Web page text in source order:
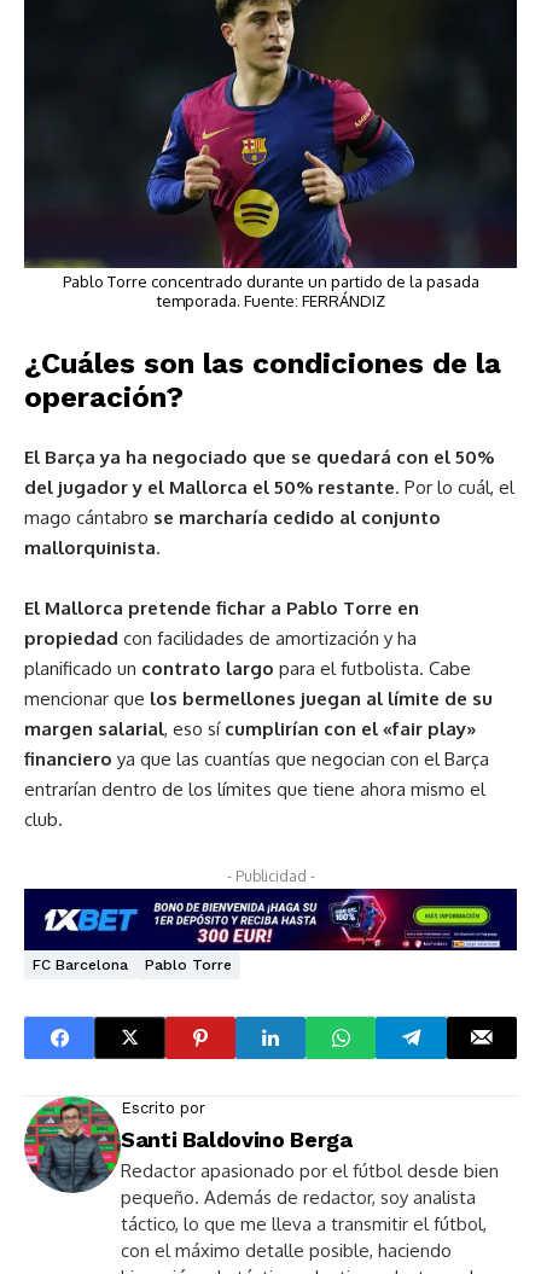
Pablo Torre concentrado durante un partido de la pasada
temporada. Fuente: FERRÁNDIZ
¿Cuáles son las condiciones de la
operación?
El Barça ya ha negociado que se quedará con el 50%
del jugador y el Mallorca el 50% restante. Por lo cuál, el
mago cántabro se marcharía cedido al conjunto
mallorquinista.
El Mallorca pretende fichar a Pablo Torre en
propiedad con facilidades de amortización y ha
planificado un contrato largo para el futbolista. Cabe
mencionar que los bermellones juegan al límite de su
margen salarial, eso sí cumplirían con el «fair play»
financiero ya que las cuantías que negocian con el Barça
entrarían dentro de los límites que tiene ahora mismo el
club.
- Publicidad -
FC Barcelona Pablo Torre
Escrito por
Santi Baldovino Berga
Redactor apasionado por el fútbol desde bien
pequeño. Además de redactor, soy analista
táctico, lo que me lleva a transmitir el fútbol,
con el máximo detalle posible, haciendo